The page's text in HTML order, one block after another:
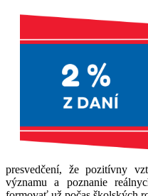
presvedčení, že pozitívny
významu a poznanie